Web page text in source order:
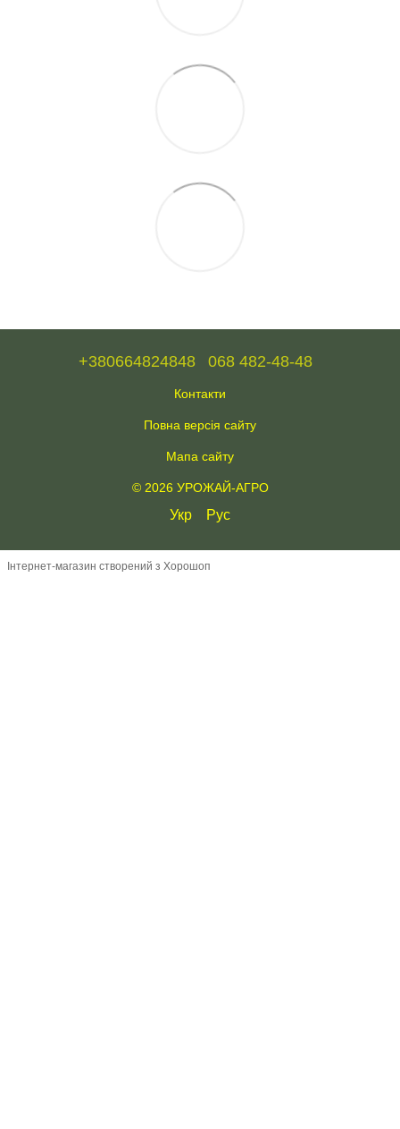
+380664824848 068 482-48-48
Контакти
Повна версія сайту
Мапа сайту
© 2026 УРОЖАЙ-АГРО
Укр Рус
Інтернет-магазин створений з Хорошоп